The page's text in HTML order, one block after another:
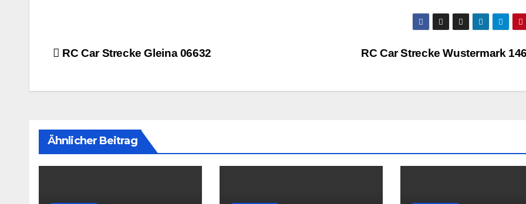
Beitrags-
RC Car Strecke Wustermark
RC Car Strecke Gleina 06632
Ähnlicher Beitrag